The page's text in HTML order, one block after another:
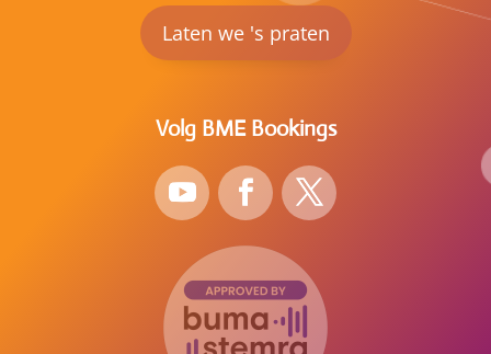
Laten we 's praten
Volg BME Bookings